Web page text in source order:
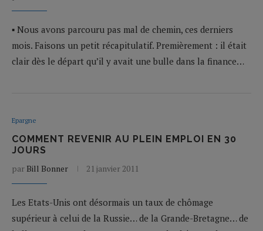
▪ Nous avons parcouru pas mal de chemin, ces derniers
mois. Faisons un petit récapitulatif. Premièrement : il était
clair dès le départ qu’il y avait une bulle dans la finance…
Epargne
COMMENT REVENIR AU PLEIN EMPLOI EN 30
JOURS
par Bill Bonner 21 janvier 2011
Les Etats-Unis ont désormais un taux de chômage
supérieur à celui de la Russie… de la Grande-Bretagne… de